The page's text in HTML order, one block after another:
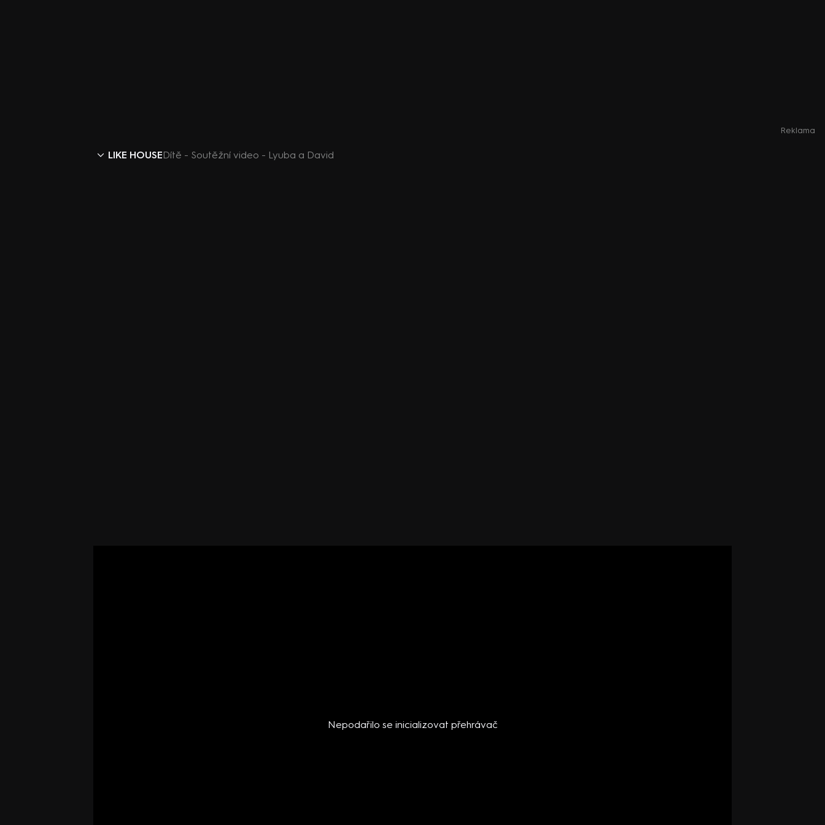
Reklama
LIKE HOUSEDítě - Soutěžní video - Lyuba a David
Nepodařilo se inicializovat přehrávač